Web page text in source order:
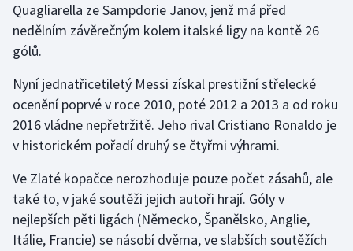
Jezdectví
Judo
Krasobruslení
Lezení
Lyže a snowboard
Moderní pětiboj
Motorsport
Quagliarella ze Sampdorie Janov, jenž má před
nedělním závěrečným kolem italské ligy na kontě 26
gólů.
Nyní jednatřicetiletý Messi získal prestižní střelecké
ocenění poprvé v roce 2010, poté 2012 a 2013 a od roku
2016 vládne nepřetržitě. Jeho rival Cristiano Ronaldo je
v historickém pořadí druhý se čtyřmi výhrami.
Ve Zlaté kopačce nerozhoduje pouze počet zásahů, ale
také to, v jaké soutěži jejich autoři hrají. Góly v
nejlepších pěti ligách (Německo, Španělsko, Anglie,
Itálie, Francie) se násobí dvěma, ve slabších soutěžích